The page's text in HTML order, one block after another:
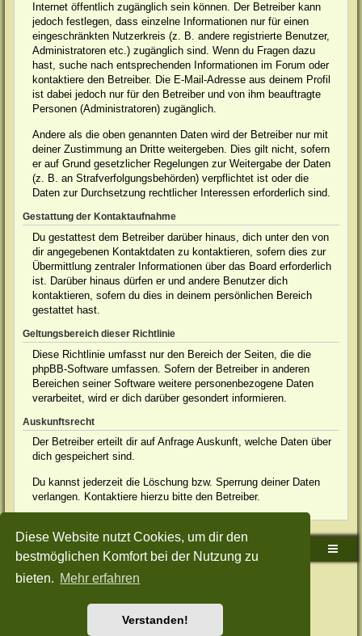
Diese Website nutzt Cookies, um dir den
bestmöglichen Komfort bei der Nutzung zu
bieten. Mehr erfahren
Verstanden!
Internet öffentlich zugänglich sein können. Der Betreiber kann
jedoch festlegen, dass einzelne Informationen nur für einen
eingeschränkten Nutzerkreis (z. B. andere registrierte Benutzer,
Administratoren etc.) zugänglich sind. Wenn du Fragen dazu
hast, suche nach entsprechenden Informationen im Forum oder
kontaktiere den Betreiber. Die E-Mail-Adresse aus deinem Profil
ist dabei jedoch nur für den Betreiber und von ihm beauftragte
Personen (Administratoren) zugänglich.
Andere als die oben genannten Daten wird der Betreiber nur mit
deiner Zustimmung an Dritte weitergeben. Dies gilt nicht, sofern
er auf Grund gesetzlicher Regelungen zur Weitergabe der Daten
(z. B. an Strafverfolgungsbehörden) verpflichtet ist oder die
Daten zur Durchsetzung rechtlicher Interessen erforderlich sind.
Gestattung der Kontaktaufnahme
Du gestattest dem Betreiber darüber hinaus, dich unter den von
dir angegebenen Kontaktdaten zu kontaktieren, sofern dies zur
Übermittlung zentraler Informationen über das Board erforderlich
ist. Darüber hinaus dürfen er und andere Benutzer dich
kontaktieren, sofern du dies in deinem persönlichen Bereich
gestattet hast.
Geltungsbereich dieser Richtlinie
Diese Richtlinie umfasst nur den Bereich der Seiten, die die
phpBB-Software umfassen. Sofern der Betreiber in anderen
Bereichen seiner Software weitere personenbezogene Daten
verarbeitet, wird er dich darüber gesondert informieren.
Auskunftsrecht
Der Betreiber erteilt dir auf Anfrage Auskunft, welche Daten über
dich gespeichert sind.
Du kannst jederzeit die Löschung bzw. Sperrung deiner Daten
verlangen. Kontaktiere hierzu bitte den Betreiber.
Sudden-Strike-Maps.de Hauptseite Foren-Übersicht
Powered byphpBB® Forum Software © phpBB Limited
Style: Green-Style-Split by Joyce&LunaphpBB-Style-Design
Nutzungsbedingungen